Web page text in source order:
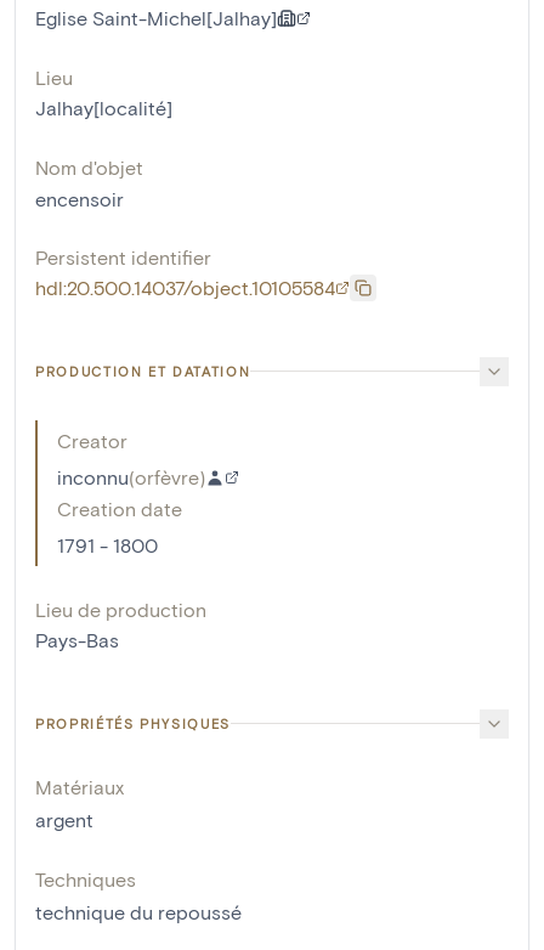
Eglise Saint-Michel[Jalhay]
Lieu
Jalhay[localité]
Nom d'objet
encensoir
Persistent identifier
hdl:20.500.14037/object.10105584
PRODUCTION ET DATATION
Creator
inconnu(orfèvre)
Creation date
1791 - 1800
Lieu de production
Pays-Bas
PROPRIÉTÉS PHYSIQUES
Matériaux
argent
Techniques
technique du repoussé